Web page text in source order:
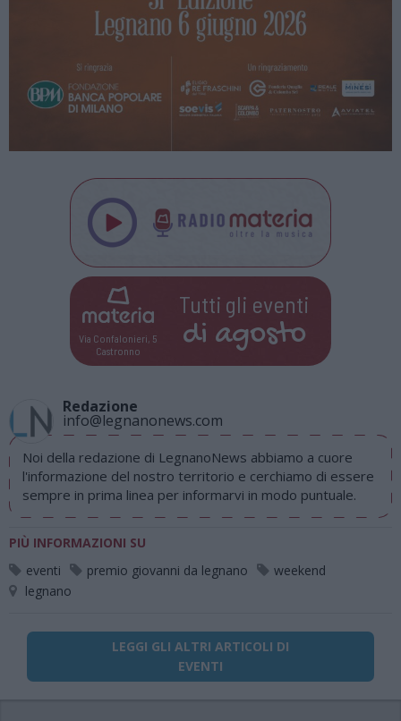
Via Confalonieri, 5
Castronno
Tutti gli eventi
di agosto
Redazione
info@legnanonews.com
Noi della redazione di LegnanoNews abbiamo a cuore
l'informazione del nostro territorio e cerchiamo di essere
sempre in prima linea per informarvi in modo puntuale.
PIÙ INFORMAZIONI SU
eventi
premio giovanni da legnano
weekend
legnano
LEGGI GLI ALTRI ARTICOLI DI
EVENTI